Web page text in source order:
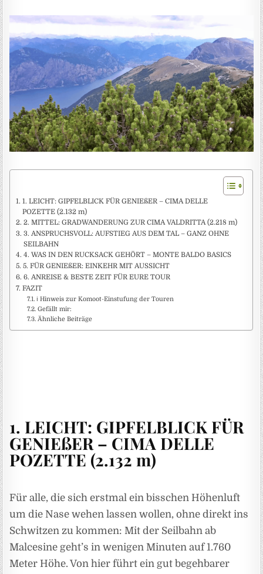
1. LEICHT: GIPFELBLICK FÜR GENIEßER – CIMA DELLE
POZETTE (2.132 m)
2. MITTEL: GRADWANDERUNG ZUR CIMA VALDRITTA (2.218 m)
3. ANSPRUCHSVOLL: AUFSTIEG AUS DEM TAL – GANZ OHNE
SEILBAHN
4. WAS IN DEN RUCKSACK GEHÖRT – MONTE BALDO BASICS
5. FÜR GENIEßER: EINKEHR MIT AUSSICHT
6. ANREISE & BESTE ZEIT FÜR EURE TOUR
FAZIT
ℹ️ Hinweis zur Komoot-Einstufung der Touren
Gefällt mir:
Ähnliche Beiträge
1. LEICHT: GIPFELBLICK FÜR
GENIEßER – CIMA DELLE
POZETTE (2.132 m)
Für alle, die sich erstmal ein bisschen Höhenluft
um die Nase wehen lassen wollen, ohne direkt ins
Schwitzen zu kommen: Mit der Seilbahn ab
Malcesine geht’s in wenigen Minuten auf 1.760
Meter Höhe. Von hier führt ein gut begehbarer